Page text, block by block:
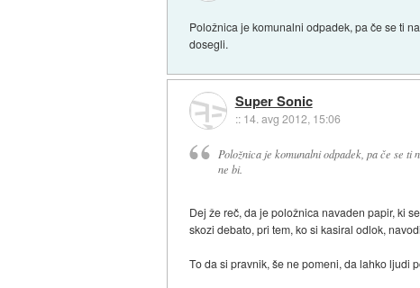
Položnica je komunalni odpadek, pa če se ti
dosegli.
Super Sonic
:: 14. avg 2012, 15:06
Položnica je komunalni odpadek, pa če se ti
ne bi.
Dej že reč, da je položnica navaden papir, ki
skozi debato, pri tem, ko si kasiral odlok,
To da si pravnik, še ne pomeni, da lahko ljudi